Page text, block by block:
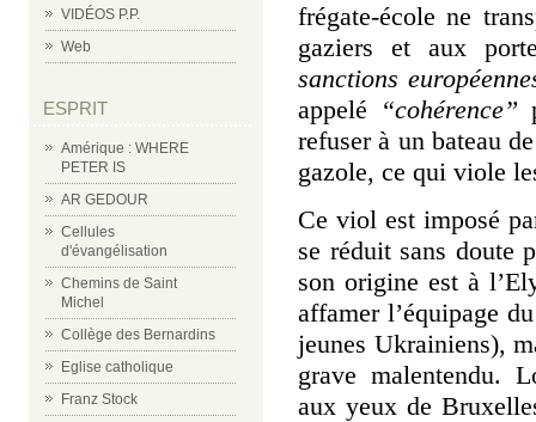
VIDÉOS P.P.
Web
ESPRIT
Amérique : WHERE
PETER IS
AR GEDOUR
Cellules
d'évangélisation
Chemins de Saint
Michel
Collège des Bernardins
Eglise catholique
Franz Stock
frégate-école ne
gaziers et aux
sanctions
appelé “cohérence”
refuser à un bateau
gazole, ce qui viole
Ce viol est imposé
se réduit sans doute
son origine est à
affamer l’équipage
jeunes Ukrainiens),
grave malentendu.
aux yeux de